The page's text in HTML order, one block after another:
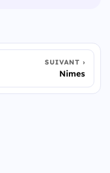
SUIVANT
Nimes